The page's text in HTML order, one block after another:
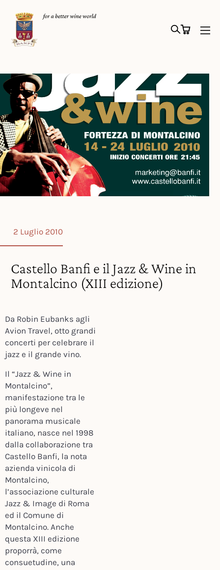
2 Luglio 2010
Castello Banfi e il Jazz & Wine in
Montalcino (XIII edizione)
Da Robin Eubanks agli
Avion Travel, otto grandi
concerti per celebrare il
jazz e il grande vino.
Il “Jazz & Wine in
Montalcino”,
manifestazione tra le
più longeve nel
panorama musicale
italiano, nasce nel 1998
dalla collaborazione tra
Castello Banfi, la nota
azienda vinicola di
Montalcino,
l’associazione culturale
Jazz & Image di Roma
ed il Comune di
Montalcino. Anche
questa XIII edizione
proporrà, come
consuetudine, una